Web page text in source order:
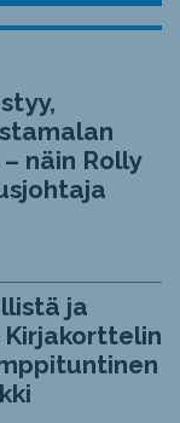
näin Rolly
ja
Kirjakorttelin